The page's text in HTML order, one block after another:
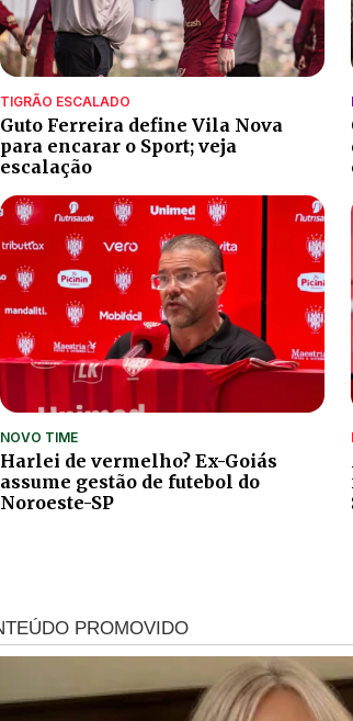
TIGRÃO ESCALADO
Guto Ferreira define Vila Nova
para encarar o Sport; veja
escalação
NOVO TIME
Harlei de vermelho? Ex-Goiás
assume gestão de futebol do
Noroeste-SP